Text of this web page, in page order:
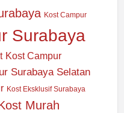
Kost Campur
Surabaya
Kost Campur
Surabaya Selatan
Kost Eksklusif Surabaya
Murah